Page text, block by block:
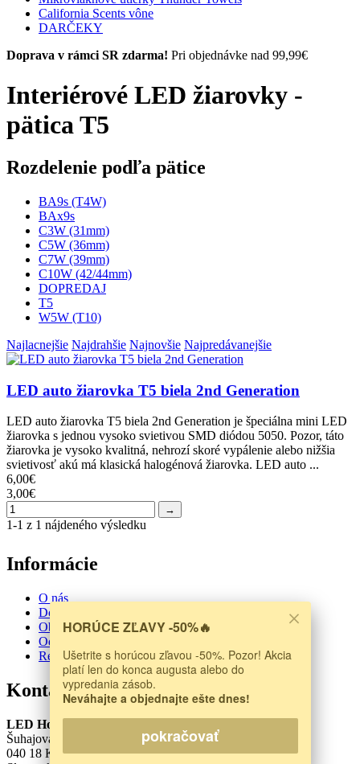
California Scents vône
DARČEKY
Doprava v rámci SR zdarma! Pri objednávke nad 99,99€
Interiérové LED žiarovky -
pätica T5
Rozdelenie podľa pätice
BA9s (T4W)
BAx9s
C3W (31mm)
C5W (36mm)
C7W (39mm)
C10W (42/44mm)
DOPREDAJ
T5
W5W (T10)
Najlacnejšie Najdrahšie Najnovšie Najpredávanejšie
LED auto žiarovka T5 biela 2nd Generation
LED auto žiarovka T5 biela 2nd Generation je špeciálna mini LED
žiarovka s jednou vysoko svietivou SMD diódou 5050. Pozor, táto
žiarovka je vysoko kvalitná, nehrozí skoré vypálenie alebo nižšia
svietivosť akú má klasická halogénová žiarovka. LED auto ...
6,00€
3,00€
→
1-1 z 1 nájdeného výsledku
Informácie
O nás
Doprava a platba
Obchodné podmienky
Odstúpenie od zmluvy
Reklamačný protokol
Kontakt
LED House s.r.o.
Šuhajova 1207/40
040 18 Košice
HORÚCE ZĽAVY -50%🔥
Ušetrite s horúcou zľavou -50%. Pozor! Akcia
platí len do konca augusta alebo do
vypredania zásob.
Neváhajte a objednajte ešte dnes!
pokračovať